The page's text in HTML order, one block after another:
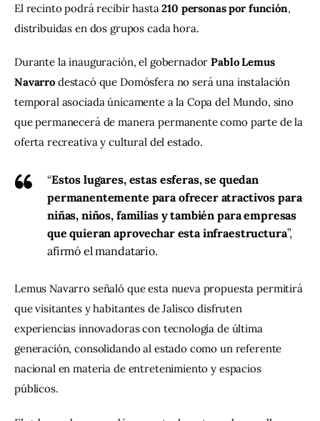
El recinto podrá recibir hasta 210 personas por función,
distribuidas en dos grupos cada hora.
Durante la inauguración, el gobernador Pablo Lemus
Navarro destacó que Domósfera no será una instalación
temporal asociada únicamente a la Copa del Mundo, sino
que permanecerá de manera permanente como parte de la
oferta recreativa y cultural del estado.
“Estos lugares, estas esferas, se quedan
permanentemente para ofrecer atractivos para
niñas, niños, familias y también para empresas
que quieran aprovechar esta infraestructura”,
afirmó el mandatario.
Lemus Navarro señaló que esta nueva propuesta permitirá
que visitantes y habitantes de Jalisco disfruten
experiencias innovadoras con tecnología de última
generación, consolidando al estado como un referente
nacional en materia de entretenimiento y espacios
públicos.